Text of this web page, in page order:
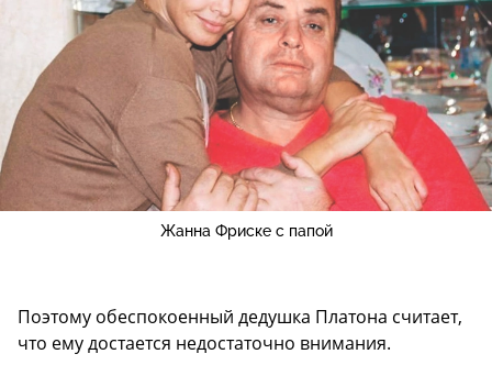
Жанна Фриске с папой
Поэтому обеспокоенный дедушка Платона считает,
что ему достается недостаточно внимания.